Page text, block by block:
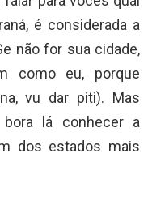
é considerada a
não for sua cidade,
como eu, porque
vu dar piti). Mas
lá conhecer a
dos estados mais